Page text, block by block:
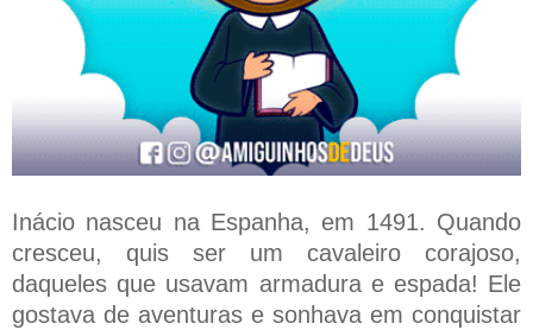
Inácio nasceu na Espanha, em 1491. Quando
cresceu, quis ser um cavaleiro corajoso,
daqueles que usavam armadura e espada! Ele
gostava de aventuras e sonhava em conquistar